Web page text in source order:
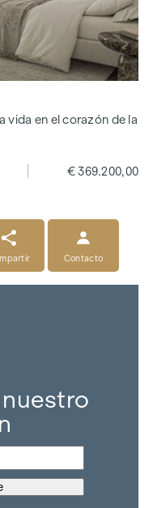
vida en el corazón de la
€ 369.200,00
Contacto